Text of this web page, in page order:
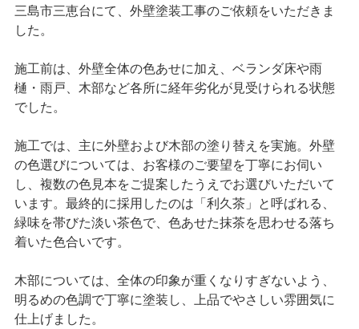
三島市三恵台にて、外壁塗装工事のご依頼をいただきま
した。
施工前は、外壁全体の色あせに加え、ベランダ床や雨
樋・雨戸、木部など各所に経年劣化が見受けられる状態
でした。
施工では、主に外壁および木部の塗り替えを実施。外壁
の色選びについては、お客様のご要望を丁寧にお伺い
し、複数の色見本をご提案したうえでお選びいただいて
います。最終的に採用したのは「利久茶」と呼ばれる、
緑味を帯びた淡い茶色で、色あせた抹茶を思わせる落ち
着いた色合いです。
木部については、全体の印象が重くなりすぎないよう、
明るめの色調で丁寧に塗装し、上品でやさしい雰囲気に
仕上げました。